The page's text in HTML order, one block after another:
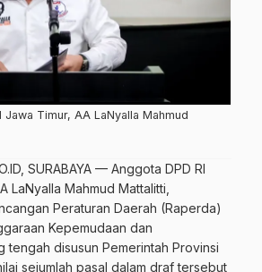
Jawa Timur, AA LaNyalla Mahmud
SURABAYA — Anggota DPD RI
LaNyalla Mahmud Mattalitti,
Peraturan Daerah (Raperda)
Kepemudaan dan
tengah disusun Pemerintah Provinsi
sejumlah pasal dalam draf tersebut